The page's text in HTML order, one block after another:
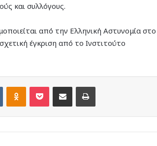
και συλλόγους.
από την Ελληνική Αστυνομία στο
έγκριση από το Ινστιτούτο
VKontakteOdnoklassniki
Pocket Share via Email Print